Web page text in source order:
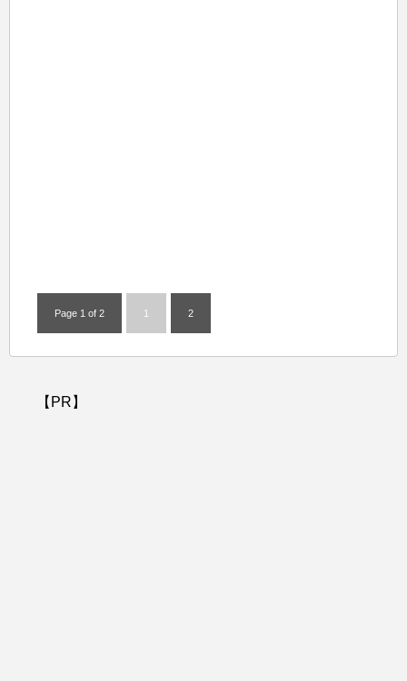
Page 1 of 2 1 2
【PR】